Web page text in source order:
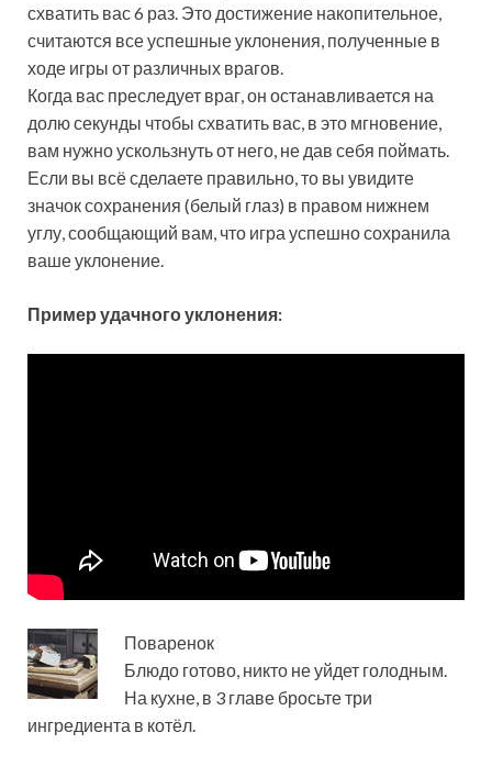
схватить вас 6 раз. Это достижение накопительное,
считаются все успешные уклонения, полученные в
ходе игры от различных врагов.
Когда вас преследует враг, он останавливается на
долю секунды чтобы схватить вас, в это мгновение,
вам нужно ускользнуть от него, не дав себя поймать.
Если вы всё сделаете правильно, то вы увидите
значок сохранения (белый глаз) в правом нижнем
углу, сообщающий вам, что игра успешно сохранила
ваше уклонение.
Пример удачного уклонения:
Поваренок
Блюдо готово, никто не уйдет голодным.
На кухне, в 3 главе бросьте три
ингредиента в котёл.